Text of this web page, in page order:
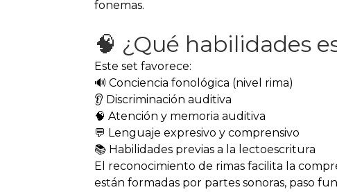
fonemas.
🧠 ¿Qué habilidades
Este set favorece:
🔊 Conciencia fonológica (nivel rima)
👂 Discriminación auditiva
🧠 Atención y memoria auditiva
💬 Lenguaje expresivo y comprensivo
📚 Habilidades previas a la lectoescritura
El reconocimiento de rimas facilita la
están formadas por partes sonoras, paso